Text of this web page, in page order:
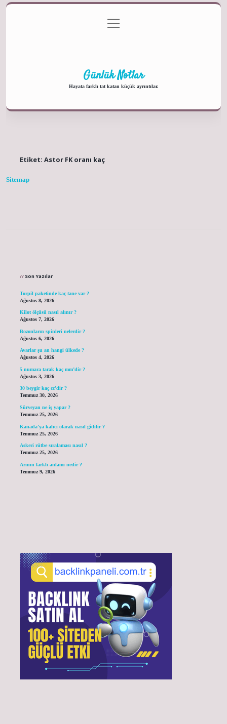
Gizlilik Politikası
menüyü
aç
Günlük Notlar
Hayata farklı tat katan küçük ayrıntılar.
Etiket: Astor FK oranı kaç
Sitemap
Son Yazılar
Torpil paketinde kaç tane var ?
Ağustos 8, 2026
Kilot ölçüsü nasıl alınır ?
Ağustos 7, 2026
Bozonların spinleri nelerdir ?
Ağustos 6, 2026
Avarlar şu an hangi ülkede ?
Ağustos 4, 2026
5 numara tarak kaç mm’dir ?
Ağustos 3, 2026
30 beygir kaç cc’dir ?
Temmuz 30, 2026
Sürveyan ne iş yapar ?
Temmuz 25, 2026
Kanada’ya kalıcı olarak nasıl gidilir ?
Temmuz 25, 2026
Askeri rütbe sıralaması nasıl ?
Temmuz 25, 2026
Arının farklı anlamı nedir ?
Temmuz 9, 2026